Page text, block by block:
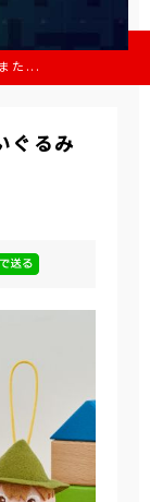
た...
ぐるみ